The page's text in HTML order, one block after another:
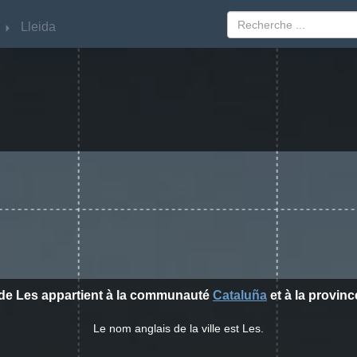
Lleida
Les appartient à la communauté Cataluña et à la
Le nom anglais de la ville est Les.
Lleida